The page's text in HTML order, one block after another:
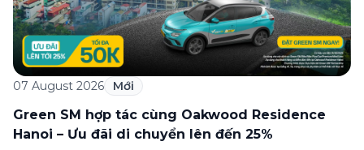
07 August 2026 Mới
Green SM hợp tác cùng Oakwood Residence
Hanoi – Ưu đãi di chuyển lên đến 25%